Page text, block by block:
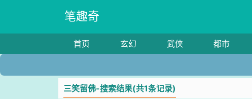
笔趣奇
首页 玄幻 武侠 都市
三笑留佛-搜索结果(共1条记录)